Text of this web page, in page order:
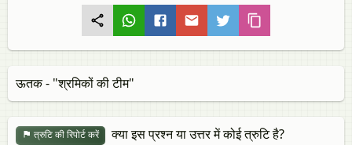
ऊतक - "श्रमिकों की टीम"
त्रुटि की रिपोर्ट करें क्या इस प्रश्न या उत्तर में कोई त्रुटि है?